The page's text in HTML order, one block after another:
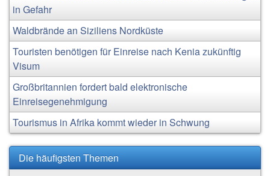
in Gefahr
Waldbrände an Siziliens Nordküste
Touristen benötigen für Einreise nach Kenia zukünftig
Visum
Großbritannien fordert bald elektronische
Einreisegenehmigung
Tourismus in Afrika kommt wieder in Schwung
Die häufigsten Themen